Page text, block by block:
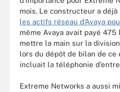
mois. Le constructeur a déjà
les actifs réseau d’Avaya
même Avaya avait payé
mettre la main sur la
lors du dépôt de bilan de ce
incluait la téléphonie
Extreme Networks a aussi